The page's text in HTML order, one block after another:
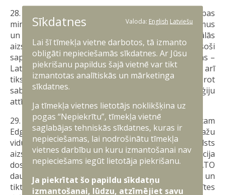
28. oktobrī A. Sprūds tiksies ar Dānijas aizsardzības
ministru, lai pārrunātu aktuālos drošības jautājumus
un turpmākās sadarbības iespējas reģionālās
aizsardzības stiprināšanā. Abi ministri būs klātesoši
saprašanās memoranda parakstīšanas brīdī Dānijas –
Latvijas Aizsardzības industrijas dienu ietvaros, kā arī
tiksies ar industrijas dienu dalībniekiem, uzsverot
sabiedroto sadarbības nozīmi inovāciju un tehnoloģiju
attīstībā.
29. oktobrī ministrs pievienosies Valsts prezidentam
Edgaram Rinkevičam un Dānijas karaļpārim Ādažu
vidusskolas apmeklējuma laikā, kur notiks valsts
aizsardzības mācības nodarbība. Vēlāk delegācija
dosies uz Ādažu militāro bāzi, lai iepazītos ar NATO
daudznacionālā divīzijas štāba “Ziemeļi” darbu un
tiktos ar Dānijas kontingenta karavīriem. Šajā vizītes
Sīkdatnes Valoda: English Latviešu
Lai šī tīmekļa vietne darbotos, tā izmanto
obligāti nepieciešamās sīkdatnes. Ar Jūsu
piekrišanu papildus šajā vietnē var tikt
izmantotas analītiskās un mārketinga
sīkdatnes.
Ja tīmekļa vietnes lietotājs noklikšķina uz
pogas “Nepiekrītu”, tīmekļa vietnē
saglabājas tehniskās sīkdatnes, kuras ir
nepieciešamas, lai nodrošinātu tīmekļa
vietnes darbību un kuru izmantošanai nav
nepieciešams iegūt lietotāja piekrišanu.
Ja piekrītat šo papildu sīkdatņu
izmantošanai, lūdzu, atzīmējiet savu